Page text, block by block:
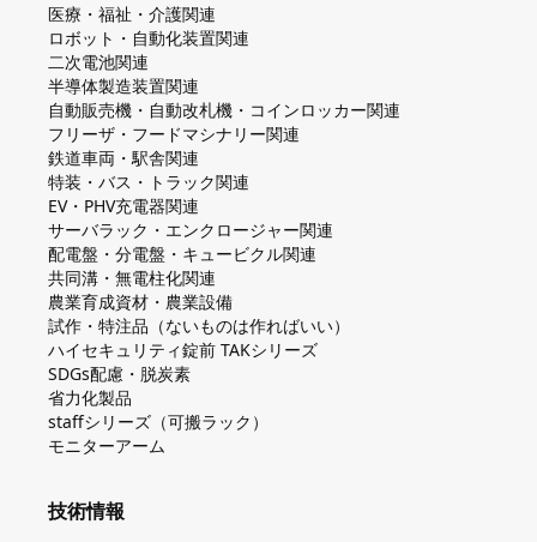
医療・福祉・介護関連
ロボット・自動化装置関連
二次電池関連
半導体製造装置関連
自動販売機・自動改札機・コインロッカー関連
フリーザ・フードマシナリー関連
鉄道車両・駅舎関連
特装・バス・トラック関連
EV・PHV充電器関連
サーバラック・エンクロージャー関連
配電盤・分電盤・キュービクル関連
共同溝・無電柱化関連
農業育成資材・農業設備
試作・特注品（ないものは作ればいい）
ハイセキュリティ錠前 TAKシリーズ
SDGs配慮・脱炭素
省力化製品
staffシリーズ（可搬ラック）
モニターアーム
技術情報